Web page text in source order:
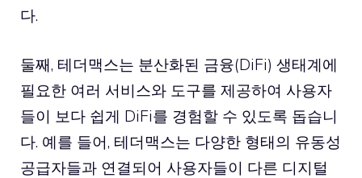
다.
둘째, 테더맥스는 분산화된 금융(DiFi) 생태계에
필요한 여러 서비스와 도구를 제공하여 사용자
들이 보다 쉽게 DiFi를 경험할 수 있도록 돕습니
다. 예를 들어, 테더맥스는 다양한 형태의 유동성
공급자들과 연결되어 사용자들이 다른 디지털